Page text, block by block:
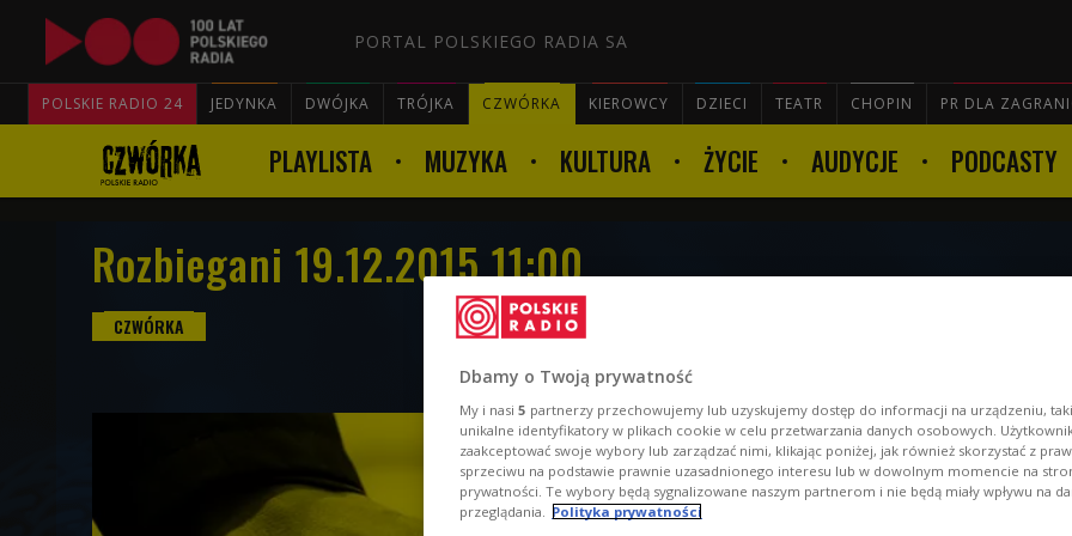
PORTAL POLSKIEGO RADIA SA
POLSKIE RADIO 24 JEDYNKA DWÓJKA TRÓJKA CZWÓRKA KIEROWCY DZIECI TEATR CHOPIN PR DLA

PLAYLISTA MUZYKA KULTURA ŻYCIE AUDYCJE PODCASTY
Rozbiegani 19.12.2015 11:00
Dbamy o Twoją prywatność
My i nasi 5 partnerzy przechowujemy lub uzyskujemy dostęp do informacji na urządzeniu,
unikalne identyfikatory w plikach cookie w celu przetwarzania danych osobowych.
zaakceptować swoje wybory lub zarządzać nimi, klikając poniżej, jak również skorzystać z
sprzeciwu na podstawie prawnie uzasadnionego interesu lub w dowolnym momencie na
prywatności. Te wybory będą sygnalizowane naszym partnerom i nie będą miały wpływu na
przeglądania.
Polityka prywatności